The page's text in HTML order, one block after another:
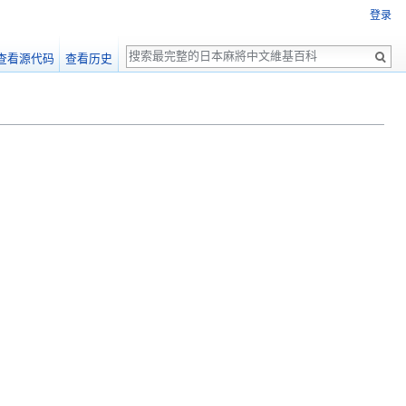
登录
看源代码 查看历史
搜
索